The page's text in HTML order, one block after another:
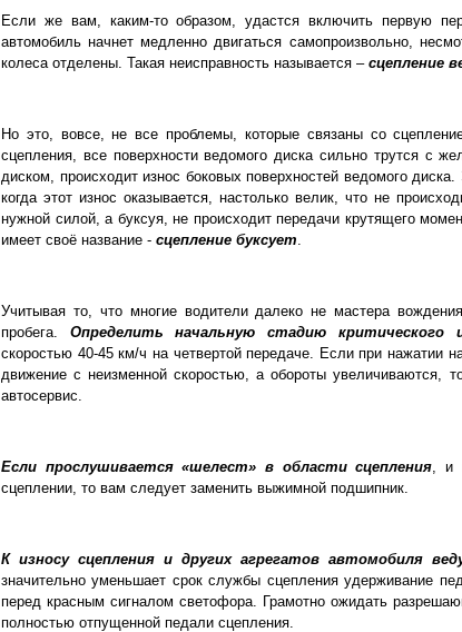
Если же вам, каким-то образом, удастся включить первую
автомобиль начнет медленно двигаться самопроизвольно,
колеса отделены. Такая неисправность называется – сцепление
Но это, вовсе, не все проблемы, которые связаны со
сцепления, все поверхности ведомого диска сильно трутся с
диском, происходит износ боковых поверхностей ведомого
когда этот износ оказывается, настолько велик, что не
нужной силой, а буксуя, не происходит передачи крутящего
имеет своё название - сцепление буксует.
Учитывая то, что многие водители далеко не мастера
пробега. Определить начальную стадию критического
скоростью 40-45 км/ч на четвертой передаче. Если при нажатии
движение с неизменной скоростью, а обороты увеличиваются,
автосервис.
Если прослушивается «шелест» в области сцепления, и
сцеплении, то вам следует заменить выжимной подшипник.
К износу сцепления и других агрегатов автомобиля
значительно уменьшает срок службы сцепления удерживание
перед красным сигналом светофора. Грамотно ожидать
полностью отпущенной педали сцепления.